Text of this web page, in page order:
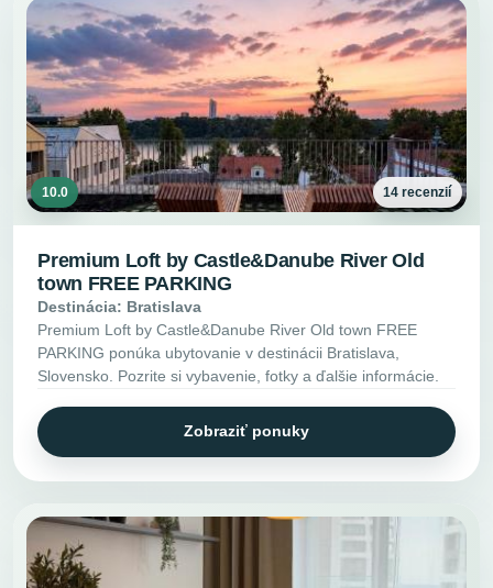
10.0 14 recenzií
Premium Loft by Castle&Danube River Old
town FREE PARKING
Destinácia: Bratislava
Premium Loft by Castle&Danube River Old town FREE
PARKING ponúka ubytovanie v destinácii Bratislava,
Slovensko. Pozrite si vybavenie, fotky a ďalšie informácie.
Zobraziť ponuky